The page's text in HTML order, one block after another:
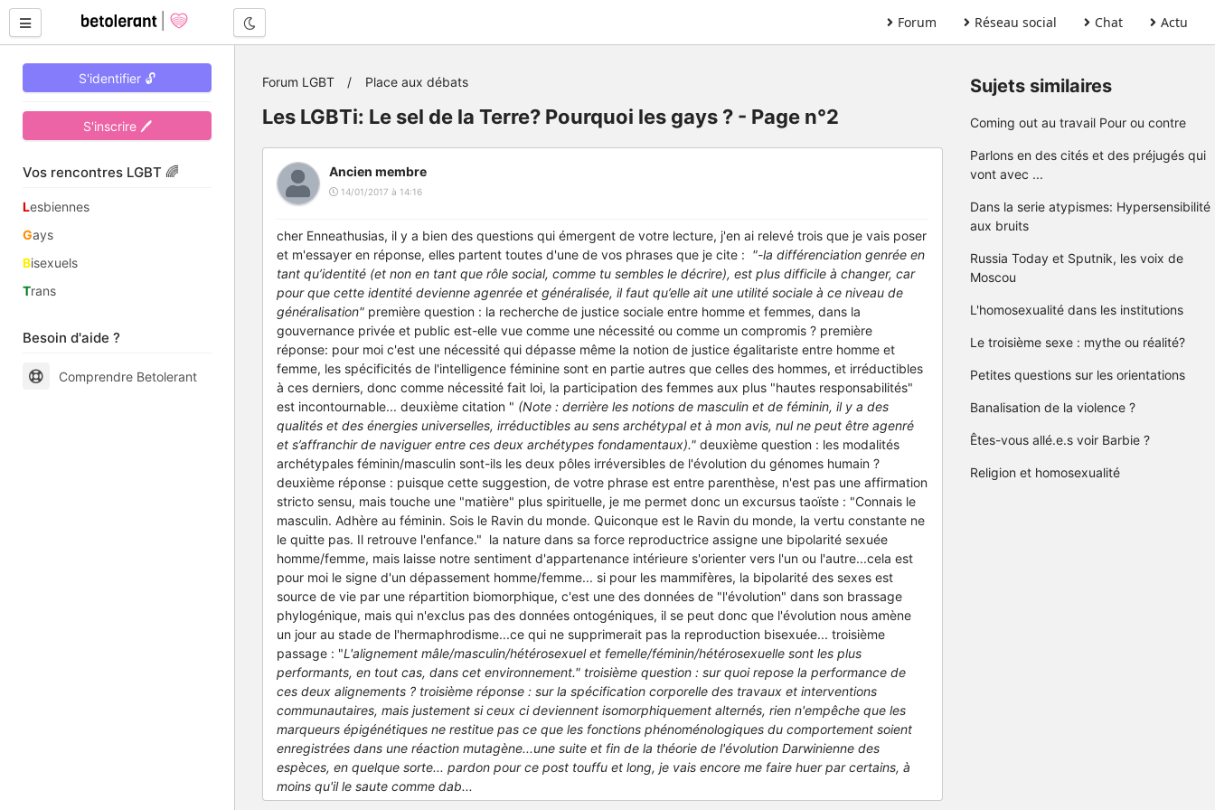
Forum Réseau social Chat Actu
S'identifier 🔓
S'inscrire 🖊
Vos rencontres LGBT 🌈
Lesbiennes
Gays
Bisexuels
Trans
Besoin d'aide ?
Comprendre Betolerant
Forum LGBT Place aux débats
Les LGBTi: Le sel de la Terre? Pourquoi les gays ? - Page n°2
Ancien membre
14/01/2017 à 14:16
cher Enneathusias, il y a bien des questions qui émergent de votre lecture, j'en ai relevé trois que je vais poser
et m'essayer en réponse, elles partent toutes d'une de vos phrases que je cite : "-la différenciation genrée en
tant qu’identité (et non en tant que rôle social, comme tu sembles le décrire), est plus difficile à changer, car
pour que cette identité devienne agenrée et généralisée, il faut qu’elle ait une utilité sociale à ce niveau de
généralisation" première question : la recherche de justice sociale entre homme et femmes, dans la
gouvernance privée et public est-elle vue comme une nécessité ou comme un compromis ? première
réponse: pour moi c'est une nécessité qui dépasse même la notion de justice égalitariste entre homme et
femme, les spécificités de l'intelligence féminine sont en partie autres que celles des hommes, et irréductibles
à ces derniers, donc comme nécessité fait loi, la participation des femmes aux plus "hautes responsabilités"
est incontournable... deuxième citation " (Note : derrière les notions de masculin et de féminin, il y a des
qualités et des énergies universelles, irréductibles au sens archétypal et à mon avis, nul ne peut être agenré
et s’affranchir de naviguer entre ces deux archétypes fondamentaux)." deuxième question : les modalités
archétypales féminin/masculin sont-ils les deux pôles irréversibles de l'évolution du génomes humain ?
deuxième réponse : puisque cette suggestion, de votre phrase est entre parenthèse, n'est pas une affirmation
stricto sensu, mais touche une "matière" plus spirituelle, je me permet donc un excursus taoïste : "Connais le
masculin. Adhère au féminin. Sois le Ravin du monde. Quiconque est le Ravin du monde, la vertu constante ne
le quitte pas. Il retrouve l'enfance." la nature dans sa force reproductrice assigne une bipolarité sexuée
homme/femme, mais laisse notre sentiment d'appartenance intérieure s'orienter vers l'un ou l'autre...cela est
pour moi le signe d'un dépassement homme/femme... si pour les mammifères, la bipolarité des sexes est
source de vie par une répartition biomorphique, c'est une des données de "l'évolution" dans son brassage
phylogénique, mais qui n'exclus pas des données ontogéniques, il se peut donc que l'évolution nous amène
un jour au stade de l'hermaphrodisme...ce qui ne supprimerait pas la reproduction bisexuée... troisième
passage : "L'alignement mâle/masculin/hétérosexuel et femelle/féminin/hétérosexuelle sont les plus
performants, en tout cas, dans cet environnement." troisième question : sur quoi repose la performance de
ces deux alignements ? troisième réponse : sur la spécification corporelle des travaux et interventions
communautaires, mais justement si ceux ci deviennent isomorphiquement alternés, rien n'empêche que les
marqueurs épigénétiques ne restitue pas ce que les fonctions phénoménologiques du comportement soient
enregistrées dans une réaction mutagène...une suite et fin de la théorie de l'évolution Darwinienne des
espèces, en quelque sorte... pardon pour ce post touffu et long, je vais encore me faire huer par certains, à
moins qu'il le saute comme dab...
Sujets similaires
Coming out au travail Pour ou contre
Parlons en des cités et des préjugés qui
vont avec ...
Dans la serie atypismes: Hypersensibilité
aux bruits
Russia Today et Sputnik, les voix de
Moscou
L'homosexualité dans les institutions
Le troisième sexe : mythe ou réalité?
Petites questions sur les orientations
Banalisation de la violence ?
Êtes-vous allé.e.s voir Barbie ?
Religion et homosexualité